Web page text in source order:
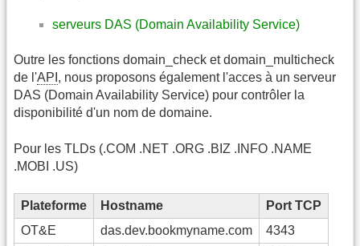
serveurs DAS (Domain Availability Service)
Outre les fonctions domain_check et domain_multicheck
de l'API , nous proposons également l'acces à un serveur
DAS (Domain Availability Service) pour contrôler la
disponibilité d'un nom de domaine.
Pour les TLDs (.COM .NET .ORG .BIZ .INFO .NAME
.MOBI .US)
Plateforme Hostname
Port TCP
OT&E
das.dev.bookmyname.com
4343